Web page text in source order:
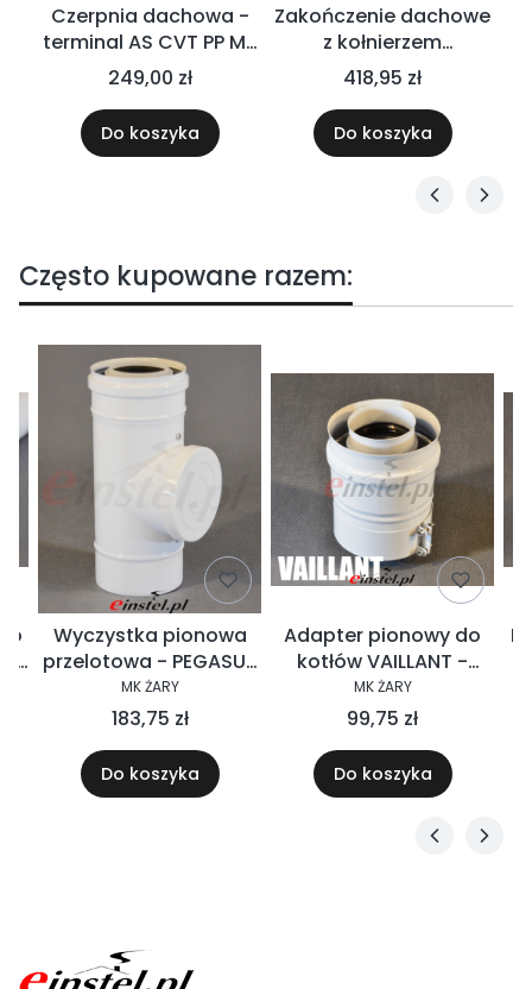
Czerpnia dachowa -
terminal AS CVT PP MK
powietrzno-spalinowy
system kominowy
PEGASUS PP PS
249,00 zł
Do koszyka
Zakończenie dachowe
z kołnierzem
polipropylenowym
(czerpnia dachowa AS
CVT PP MK + przejście
dachowe z
kominowy PEGASUS PP
418,95 zł
Do koszyka
Często kupowane razem:
o
Wyczystka pionowa
przelotowa - PEGASUS
PP PS
MK ŻARY
183,75 zł
Do koszyka
Adapter pionowy do
kotłów VAILLANT -
system PEGASUS PP PS
MK ŻARY
99,75 zł
Do koszyka